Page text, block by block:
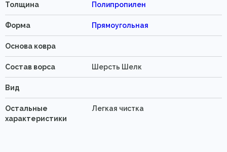
Толщина Полипропилен
Форма Прямоугольная
Основа ковра
Состав ворса Шерсть Шелк
Вид
Остальные
характеристики
Легкая чистка